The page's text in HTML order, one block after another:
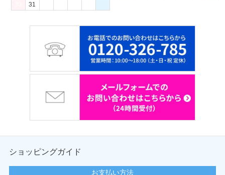
31
ショッピングガイド
お支払い方法